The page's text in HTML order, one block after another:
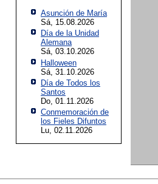
Asunción de María
Sá, 15.08.2026
Día de la Unidad
Alemana
Sá, 03.10.2026
Halloween
Sá, 31.10.2026
Día de Todos los
Santos
Do, 01.11.2026
Conmemoración de
los Fieles Difuntos
Lu, 02.11.2026